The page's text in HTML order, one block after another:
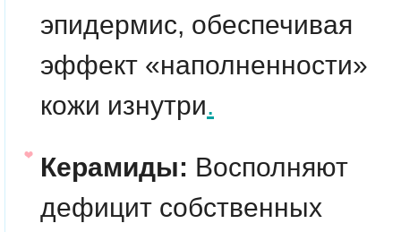
эпидермис, обеспечивая
эффект «наполненности»
кожи изнутри.
Керамиды: Восполняют
дефицит собственных